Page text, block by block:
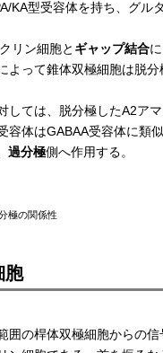
KA型受容体を持ち、グル
リン細胞と ギャップ結合
よって錐体双極細胞は脱
しては、脱分極したA2ア
容体はGABAA受容体に類
過分極側へ作用する。
極の関係性
胞
囲の桿体双極細胞からの